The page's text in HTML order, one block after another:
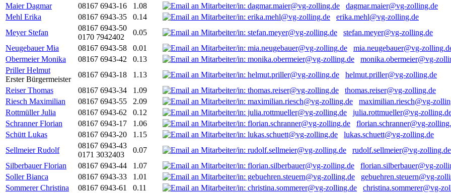
Maier Dagmar
08167 6943-16 1.08
dagmar.maier@vg-zolling.de
Mehl Erika
08167 6943-35 0.14
erika.mehl@vg-zolling.de
Meyer Stefan
08167 6943-50
0170 7942402
0.05
stefan.meyer@vg-zolling.de
Neugebauer Mia
08167 6943-58 0.01
mia.neugebauer@vg-
Obermeier Monika
08167 6943-42 0.13
monika.obermeier@vg-
Priller Helmut
Erster Bürgermeister
08167 6943-18 1.13
helmut.priller@vg-zolling.de
Reiser Thomas
08167 6943-34 1.09
thomas.reiser@vg-zolling.de
Riesch Maximilian
08167 6943-55 2.09
maximilian.riesch@vg-
Rottmüller Julia
08167 6943-62 0.12
julia.rottmueller@vg-
Schranner Florian
08167 6943-17 1.06
florian.schranner@vg-
Schütt Lukas
08167 6943-20 1.15
lukas.schuett@vg-zolling.de
Sellmeier Rudolf
08167 6943-43
0171 3032403
0.07
rudolf.sellmeier@vg-zolling.de
Silberbauer Florian
08167 6943-44 1.07
florian.silberbauer@vg-
Soller Bianca
08167 6943-33 1.01
gebuehren.steuern@vg-
Sommerer Christina
08167 6943-61 0.11
christina.sommerer@vg-